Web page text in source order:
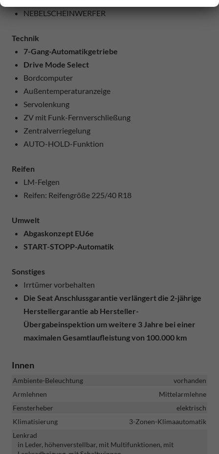
NEBELSCHEINWERFER
Technik
7-Gang-Automatikgetriebe
Drive Mode Select
Bordcomputer
Außentemperaturanzeige
Servolenkung
ZV mit Funk-Fernverschließung
Zentralverriegelung
AUTO-HOLD-Funktion
Reifen
LM-Felgen
Reifen: Reifengröße 225/40 R18
Umwelt
Abgaskonzept EU6e
START-STOPP-Automatik
Sonstiges
Irrtümer vorbehalten
Die Seat Anschlussgarantie verlängert die 2-jährige
Herstellergarantie ab Hersteller-
Übergabeinspektion um weitere 3 Jahre bei einer
maximalen Gesamtlaufleistung von 100.000 km
Innen
Ambiente-Beleuchtung
vorhanden
Armlehnen
Mittelarmlehne
Fensterheber
elektrisch
Klimatisierung
3-Zonen-Klimaautomatik
Lenkrad
in Leder, höhenverstellbar, mit Multifunktionen, mit